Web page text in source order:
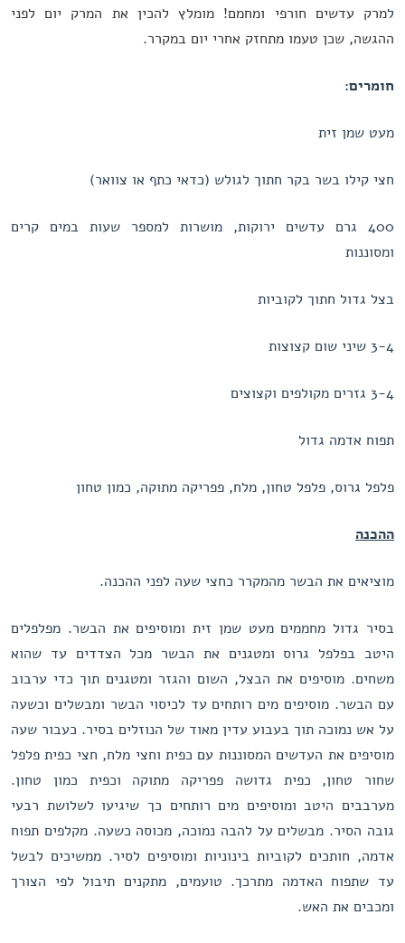
למרק עדשים חורפי ומחמם! מומלץ להכין את המרק יום לפני
ההגשה, שכן טעמו מתחזק אחרי יום במקרר.
חומרים:
מעט שמן זית
חצי קילו בשר בקר חתוך לגולש (כדאי כתף או צוואר)
400 גרם עדשים ירוקות, מושרות למספר שעות במים קרים
ומסוננות
בצל גדול חתוך לקוביות
3-4 שיני שום קצוצות
3-4 גזרים מקולפים וקצוצים
תפוח אדמה גדול
פלפל גרוס, פלפל טחון, מלח, פפריקה מתוקה, כמון טחון
ההכנה
מוציאים את הבשר מהמקרר כחצי שעה לפני ההכנה.
בסיר גדול מחממים מעט שמן זית ומוסיפים את הבשר. מפלפלים
היטב בפלפל גרוס ומטגנים את הבשר מכל הצדדים עד שהוא
משחים. מוסיפים את הבצל, השום והגזר ומטגנים תוך כדי ערבוב
עם הבשר. מוסיפים מים רותחים עד לכיסוי הבשר ומבשלים וכשעה
על אש נמוכה תוך בעבוע עדין מאוד של הנוזלים בסיר. כעבור שעה
מוסיפים את העדשים המסוננות עם כפית וחצי מלח, חצי כפית פלפל
שחור טחון, כפית גדושה פפריקה מתוקה וכפית כמון טחון.
מערבבים היטב ומוסיפים מים רותחים כך שיגיעו לשלושת רבעי
גובה הסיר. מבשלים על להבה נמוכה, מכוסה כשעה. מקלפים תפוח
אדמה, חותכים לקוביות בינוניות ומוסיפים לסיר. ממשיכים לבשל
עד שתפוח האדמה מתרכך. טועמים, מתקנים תיבול לפי הצורך
ומכבים את האש.